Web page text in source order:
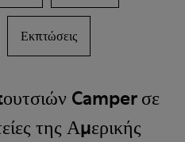
Εκπτώσεις
Camper σε
της Αμερικής